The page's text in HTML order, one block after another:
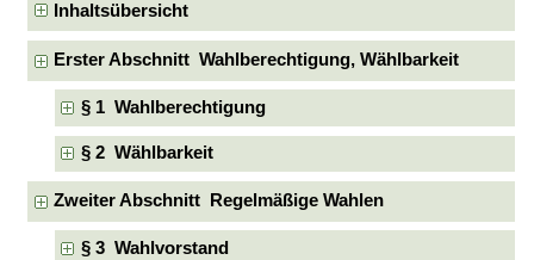
Inhaltsübersicht
Erster Abschnitt Wahlberechtigung, Wählbarkeit
§ 1 Wahlberechtigung
§ 2 Wählbarkeit
Zweiter Abschnitt Regelmäßige Wahlen
§ 3 Wahlvorstand